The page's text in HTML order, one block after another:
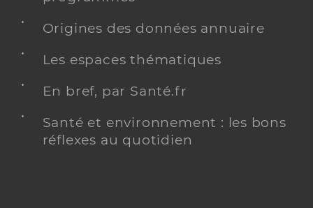
Origines des données annuaire
Les espaces thématiques
En bref, par Santé.fr
Santé et environnement : les bons
réflexes au quotidien